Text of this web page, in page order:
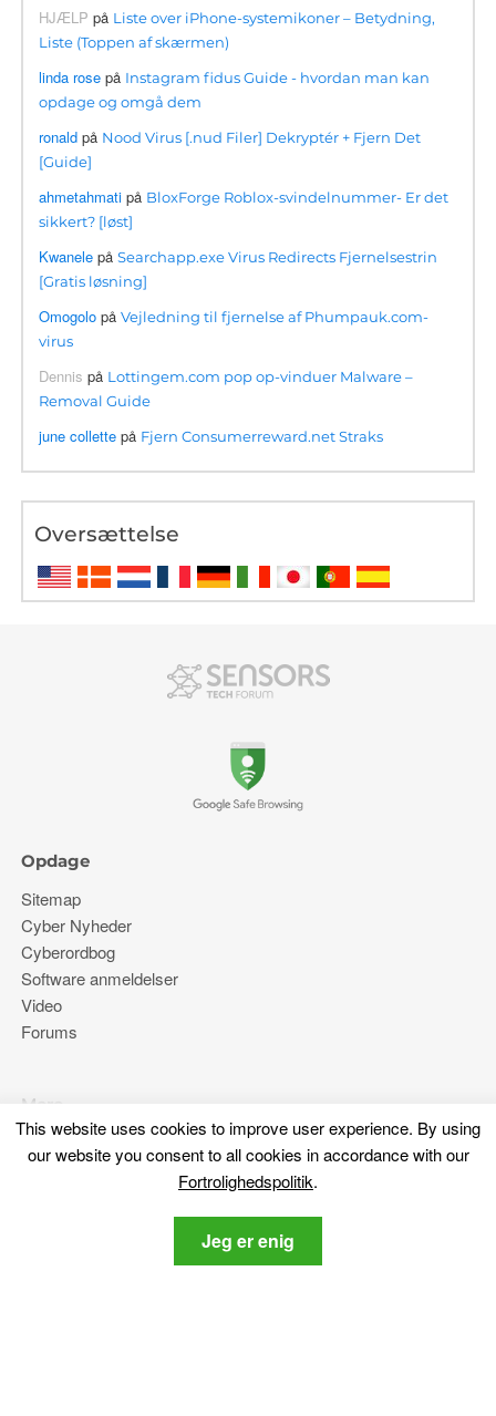
HJÆLP på Liste over iPhone-systemikoner – Betydning,
Liste (Toppen af ​​skærmen)
linda rose på Instagram fidus Guide - hvordan man kan
opdage og omgå dem
ronald på Nood Virus [.nud Filer] Dekryptér + Fjern Det
[Guide]
ahmetahmati på BloxForge Roblox-svindelnummer- Er det
sikkert? [løst]
Kwanele påSearchapp.exe Virus Redirects Fjernelsestrin
[Gratis løsning]
Omogolo påVejledning til fjernelse af Phumpauk.com-
virus
Dennis på Lottingem.com pop op-vinduer Malware –
Removal Guide
june collette på Fjern Consumerreward.net Straks
Oversættelse
This website uses cookies to improve user experience. By using
our website you consent to all cookies in accordance with our
Fortrolighedspolitik.
Jeg er enig
Opdage
Sitemap
Cyber ​​Nyheder
Cyberordbog
Software anmeldelser
Video
Forums
Mere
Om os
Fortrolighedspolitik